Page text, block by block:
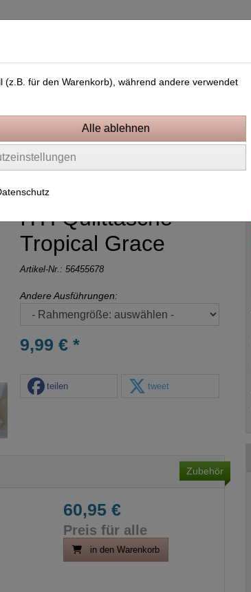
ITH Quilttasche
Tropical Grace
Artikel-Nr.: 56455678
Andere Ausführungen:
9,99 € *
teilen tweet
Zubehör
60,95 €
Preis für alle
in den Warenkorb
für den Warenkorb), während andere verwendet